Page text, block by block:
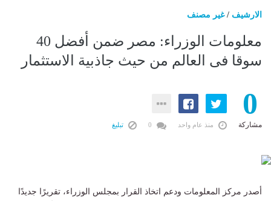
الارشيف /غير مصنف
معلومات الوزراء: مصر ضمن أفضل 40
سوقا فى العالم من حيث جاذبية الاستثمار
0
مشاركة منذ عام واحد تبليغ
أصدر مركز المعلومات ودعم اتخاذ القرار بمجلس الوزراء، تقريرًا جديدًا